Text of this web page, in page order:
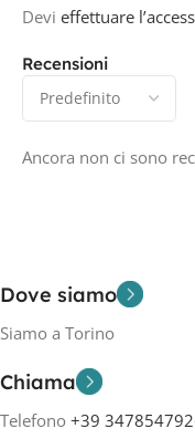
Recensioni
Ancora non ci sono
Devi effettuare
Dove siamo
Siamo a Torino
Chiama
Telefono +39